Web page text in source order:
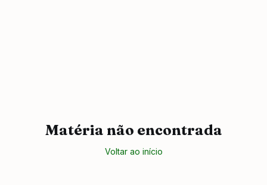
Matéria não encontrada
Voltar ao início